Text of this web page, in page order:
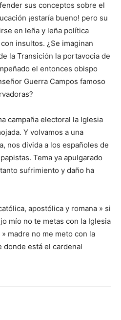
sus conceptos sobre el
¡estaría bueno! pero su
en leña y leña política
insultos. ¿Se imaginan
la Transición la portavocia de
el entonces obispo
Guerra Campos famoso
campaña electoral la Iglesia
Y volvamos a una
nos divida a los españoles de
Tema ya apulgarado
sufrimiento y daño ha
apostólica y romana » si
mío no te metas con la Iglesia
madre no me meto con la
donde está el cardenal